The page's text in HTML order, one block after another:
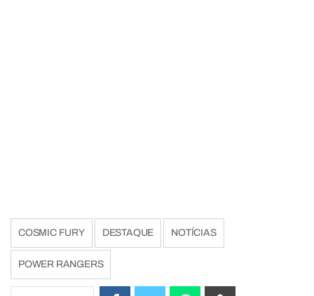
COSMIC FURY DESTAQUE NOTÍCIAS
POWER RANGERS